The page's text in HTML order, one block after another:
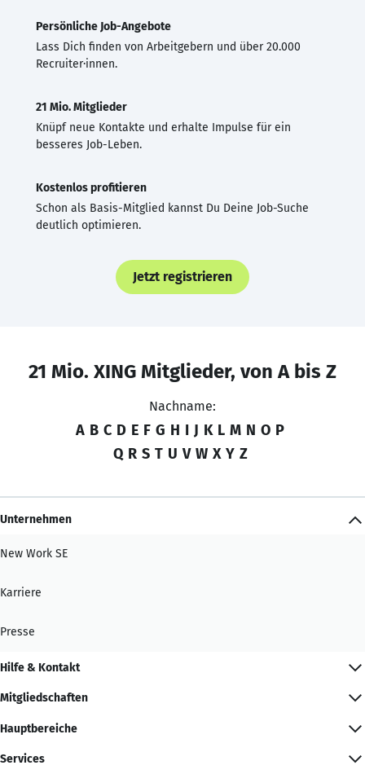
Persönliche Job-Angebote
Lass Dich finden von Arbeitgebern und über 20.000
Recruiter·innen.
21 Mio. Mitglieder
Knüpf neue Kontakte und erhalte Impulse für ein
besseres Job-Leben.
Kostenlos profitieren
Schon als Basis-Mitglied kannst Du Deine Job-Suche
deutlich optimieren.
Jetzt registrieren
21 Mio. XING Mitglieder, von A bis Z
Nachname:
A B C D E F G H I J K L M N O P
Q R S T U V W X Y Z
Unternehmen
New Work SE
Karriere
Presse
Hilfe & Kontakt
Mitgliedschaften
Hauptbereiche
Services